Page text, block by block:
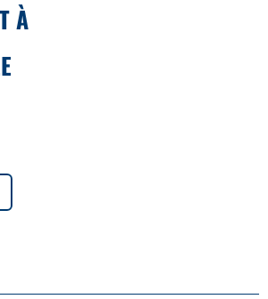
À